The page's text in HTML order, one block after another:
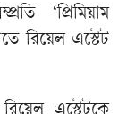
‘প্রিমিয়াম
রিয়েল এস্টেট